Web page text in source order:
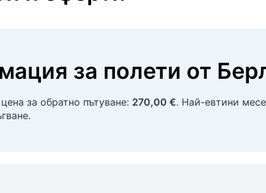
за полети от
за обратно пътуване: 270,00 €. Най-евтини